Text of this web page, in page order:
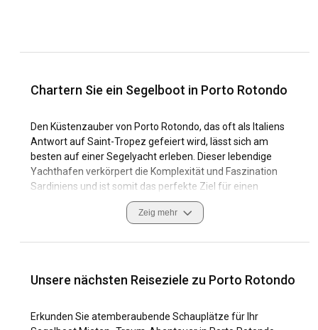
Chartern Sie ein Segelboot in Porto Rotondo
Den Küstenzauber von Porto Rotondo, das oft als Italiens
Antwort auf Saint-Tropez gefeiert wird, lässt sich am
besten auf einer Segelyacht erleben. Dieser lebendige
Yachthafen verkörpert die Komplexität und Faszination
Sardiniens und ist somit das perfekte Ziel für einen
Segelboot-Charter. Die Schönheit von Porto Rotondo liegt in
seiner üppigen mediterranen Umgebung, seinem kulturellen
Küstenmerkmale mit faszinierenden Ausblicken auf das
Luxusyachten und Segelboote zum Chartern. Seine starken
Zeig mehr
Unsere nächsten Reiseziele zu Porto Rotondo
Erkunden Sie atemberaubende Schauplätze für Ihr